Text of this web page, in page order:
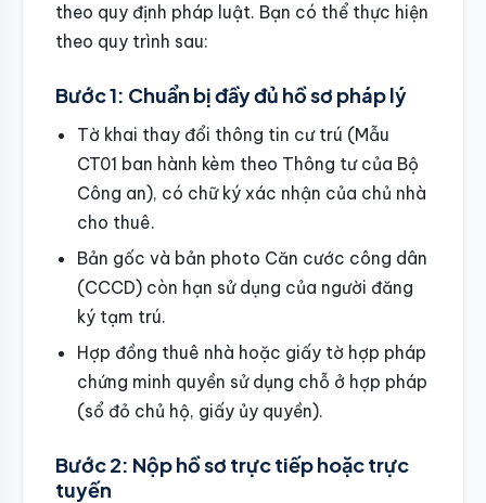
theo quy định pháp luật. Bạn có thể thực hiện
theo quy trình sau:
Bước 1: Chuẩn bị đầy đủ hồ sơ pháp lý
Tờ khai thay đổi thông tin cư trú (Mẫu
CT01 ban hành kèm theo Thông tư của Bộ
Công an), có chữ ký xác nhận của chủ nhà
cho thuê.
Bản gốc và bản photo Căn cước công dân
(CCCD) còn hạn sử dụng của người đăng
ký tạm trú.
Hợp đồng thuê nhà hoặc giấy tờ hợp pháp
chứng minh quyền sử dụng chỗ ở hợp pháp
(sổ đỏ chủ hộ, giấy ủy quyền).
Bước 2: Nộp hồ sơ trực tiếp hoặc trực
tuyến